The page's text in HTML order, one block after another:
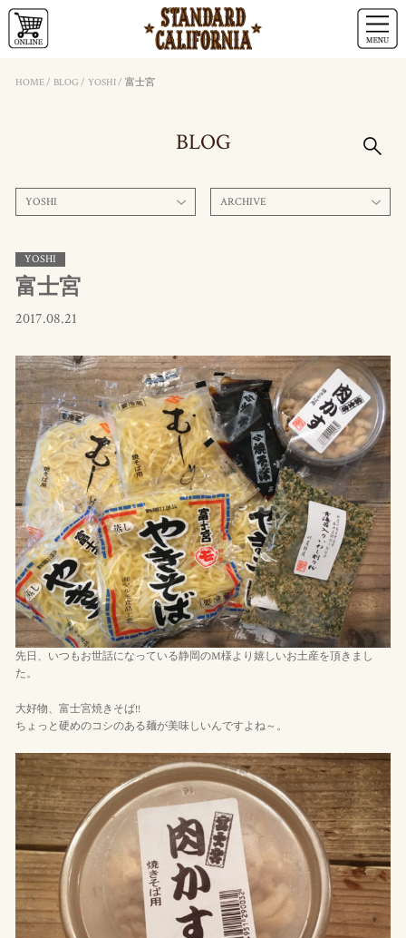
HOME/ BLOG / YOSHI/ 富士宮
BLOG
YOSHI ARCHIVE
YOSHI
富士宮
2017.08.21
先日、いつもお世話になっている静岡のM様より嬉しいお土産を頂きまし
た。
大好物、富士宮焼きそば!!
ちょっと硬めのコシのある麺が美味しいんですよね～。